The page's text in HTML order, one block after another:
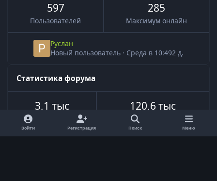
597
Пользователей
285
Максимум онлайн
Руслан
Новый пользователь · Среда в 10:492 д.
Статистика форума
3,1 тыс
Всего сообщений
120,6 тыс
Войти Регистрация Поиск Меню